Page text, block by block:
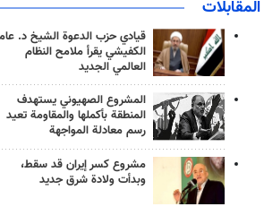
المقابلات
قيادي حزب الدعوة الشيخ د.
الكفيشي يقرأ ملامح النظام
العالمي الجديد
المشروع الصهيوني يستهدف
المنطقة بأكملها والمقاومة تعيد
رسم معادلة المواجهة
مشروع كسر إيران قد سقط،
وبدأت ولادة شرق جديد